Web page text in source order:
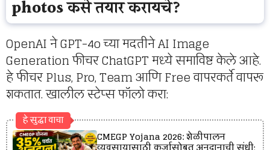
photos कसे तयार करायचे?
OpenAI ने GPT-4o च्या मदतीने AI Image
Generation फीचर ChatGPT मध्ये समाविष्ट केले आहे.
हे फीचर Plus, Pro, Team आणि Free वापरकर्ते वापरू
शकतात. खालील स्टेप्स फॉलो करा:
हे सुद्धा वाचा
CMEGP Yojana 2026: शेळीपालन